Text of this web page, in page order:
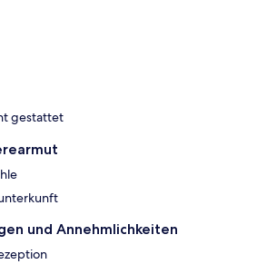
gestattet
und Annehmlichkeiten